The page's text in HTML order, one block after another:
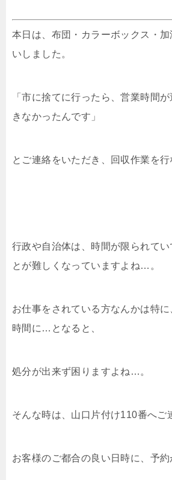
本日は、布団・カラーボックス・
いしました。
「市に捨てに行ったら、営業時間
きなかったんです」
とご連絡をいただき、回収作業を行
行政や自治体は、時間が限られてい
とが難しくなっていますよね…。
お仕事をされている方なんかは特
時間に…となると、
処分が出来ず困りますよね…。
そんな時は、山口片付け110番へご
お客様のご都合の良い日時に、予約